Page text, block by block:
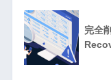
完全